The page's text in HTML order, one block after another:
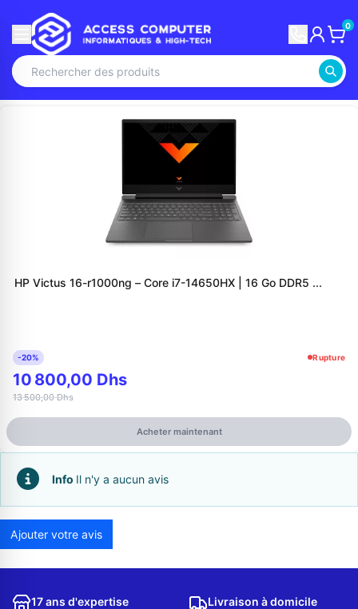
0
Appelez-nous au
06 37 08 07 06
HP Victus 16-r1000ng – Core i7-14650HX | 16 Go DDR5 ...
-20% Rupture
10 800,00 Dhs
13 500,00 Dhs
Acheter maintenant
Info Il n'y a aucun avis
Ajouter votre avis
17 ans d'expertise Livraison à domicile